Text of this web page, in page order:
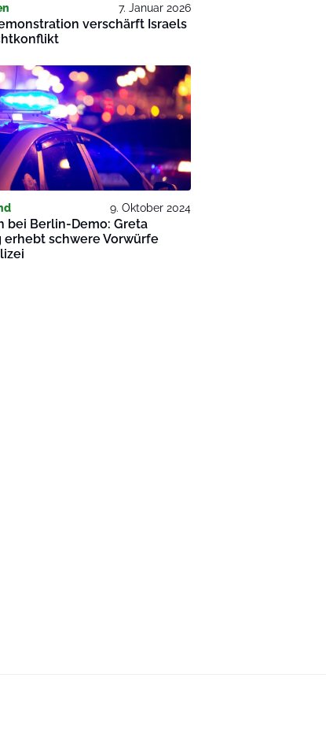
7. Januar 2026
verschärft Israels
9. Oktober 2024
bei Berlin-Demo: Greta
erhebt schwere Vorwürfe